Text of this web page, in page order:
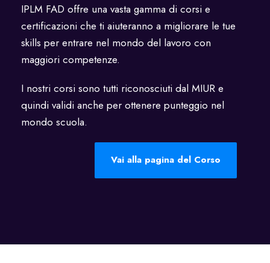
IPLM FAD offre una vasta gamma di corsi e
certificazioni che ti aiuteranno a migliorare le tue
skills per entrare nel mondo del lavoro con
maggiori competenze.
I nostri corsi sono tutti riconosciuti dal MIUR e
quindi validi anche per ottenere punteggio nel
mondo scuola.
Vai alla pagina del Corso